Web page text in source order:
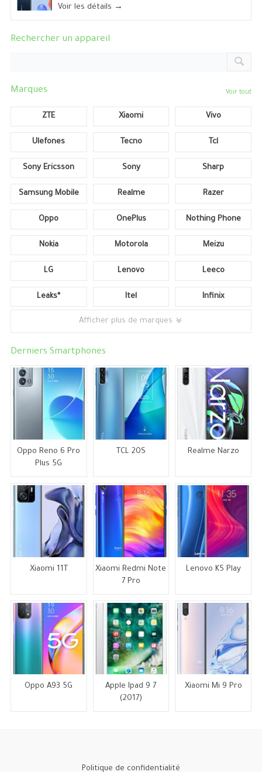
Voir les détails →
Rechercher un appareil
Marques Voir tout
ZTE Xiaomi Vivo
Ulefones Tecno Tcl
Sony Ericsson Sony Sharp
Samsung Mobile Realme Razer
Oppo OnePlus Nothing Phone
Nokia Motorola Meizu
LG Lenovo Leeco
Leaks* Itel Infinix
Afficher plus de marques
Derniers Smartphones
Oppo Reno 6 Pro
Plus 5G
TCL 20S Realme Narzo
Xiaomi 11T
Xiaomi Redmi Note
7 Pro
Lenovo K5 Play
Oppo A93 5G
Apple Ipad 9 7
(2017)
Xiaomi Mi 9 Pro
Politique de confidentialité